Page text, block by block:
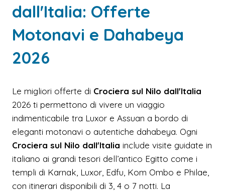
dall'Italia: Offerte
Motonavi e Dahabeya
2026
Le migliori offerte di Crociera sul Nilo dall'Italia
2026 ti permettono di vivere un viaggio
indimenticabile tra Luxor e Assuan a bordo di
eleganti motonavi o autentiche dahabeya. Ogni
Crociera sul Nilo dall'Italia include visite guidate in
italiano ai grandi tesori dell’antico Egitto come i
templi di Karnak, Luxor, Edfu, Kom Ombo e Philae,
con itinerari disponibili di 3, 4 o 7 notti. La